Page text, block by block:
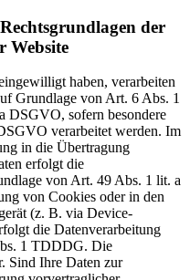
der
Website
haben, verarbeiten
Grundlage von Art. 6 Abs. 1
sofern besondere
verarbeitet werden. Im
in die Übertragung
erfolgt die
von Art. 49 Abs. 1 lit. a
von Cookies oder in den
(z. B. via Device-
die Datenverarbeitung
1 TDDDG. Die
Sind Ihre Daten zur